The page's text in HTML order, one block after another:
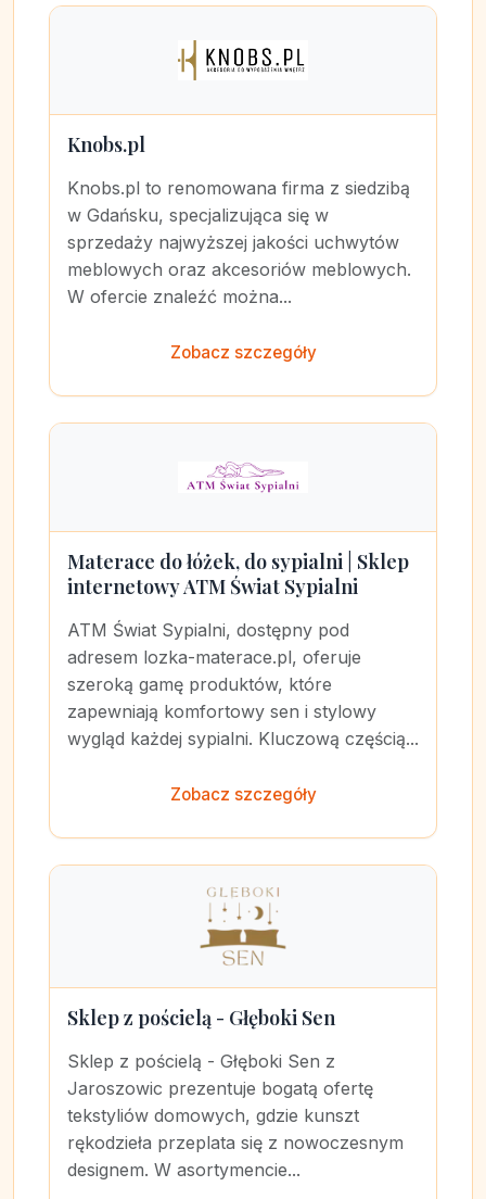
Knobs.pl
Knobs.pl to renomowana firma z siedzibą
w Gdańsku, specjalizująca się w
sprzedaży najwyższej jakości uchwytów
meblowych oraz akcesoriów meblowych.
W ofercie znaleźć można...
Zobacz szczegóły
Materace do łóżek, do sypialni | Sklep
internetowy ATM Świat Sypialni
ATM Świat Sypialni, dostępny pod
adresem lozka-materace.pl, oferuje
szeroką gamę produktów, które
zapewniają komfortowy sen i stylowy
wygląd każdej sypialni. Kluczową częścią...
Zobacz szczegóły
Sklep z pościelą - Głęboki Sen
Sklep z pościelą - Głęboki Sen z
Jaroszowic prezentuje bogatą ofertę
tekstyliów domowych, gdzie kunszt
rękodzieła przeplata się z nowoczesnym
designem. W asortymencie...